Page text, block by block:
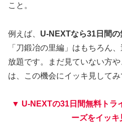
こと。
例えば、 U-NEXTなら31日間
「刀鍛冶の里編」はもちろん
放題です。まだ見ていない方
は、この機会にイッキ見してみ
▼ U-NEXTの31日間無料トラ
ーズをイッキ